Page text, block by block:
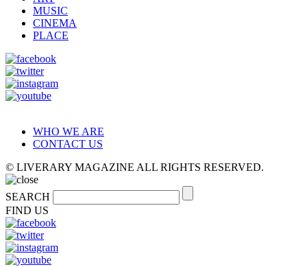
MUSIC
CINEMA
PLACE
WHO WE ARE
CONTACT US
© LIVERARY MAGAZINE ALL RIGHTS RESERVED.
SEARCH
FIND US